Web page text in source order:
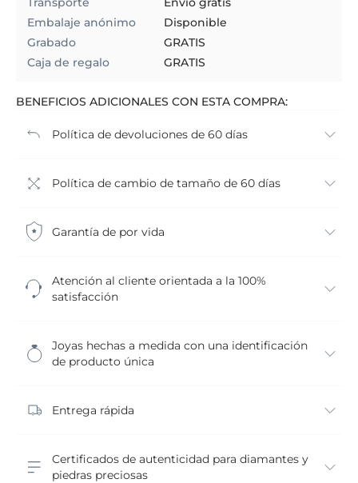
Embalaje anónimo
Disponible
Grabado
GRATIS
Caja de regalo
GRATIS
BENEFICIOS ADICIONALES CON ESTA COMPRA:
Política de devoluciones de 60 días
Política de cambio de tamaño de 60 días
Garantía de por vida
Atención al cliente orientada a la 100%
satisfacción
Joyas hechas a medida con una identificación
de producto única
Entrega rápida
Certificados de autenticidad para diamantes y
piedras preciosas